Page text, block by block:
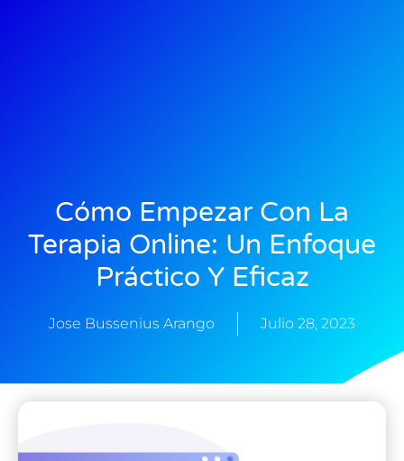
Cómo Empezar Con La
Terapia Online: Un Enfoque
Práctico Y Eficaz
Jose Bussenius Arango Julio 28, 2023